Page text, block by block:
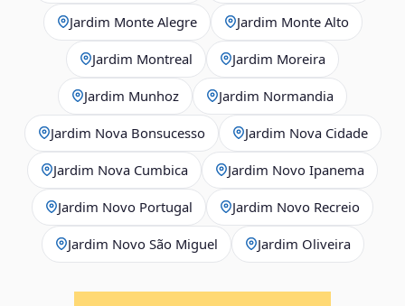
Jardim Monte Alegre Jardim Monte Alto
Jardim Montreal Jardim Moreira
Jardim Munhoz Jardim Normandia
Jardim Nova Bonsucesso Jardim Nova Cidade
Jardim Nova Cumbica Jardim Novo Ipanema
Jardim Novo Portugal Jardim Novo Recreio
Jardim Novo São Miguel Jardim Oliveira